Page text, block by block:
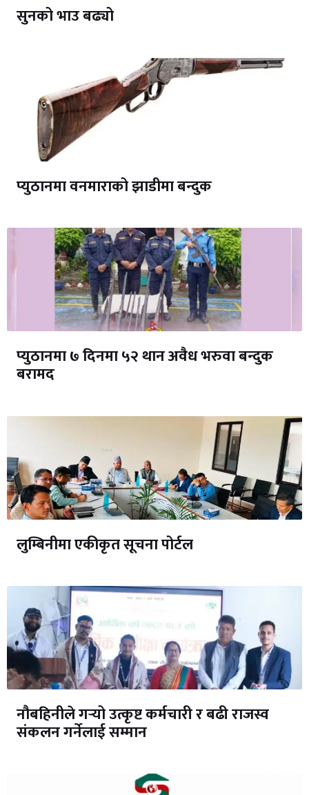
सुनको भाउ बढ्यो
प्युठानमा वनमाराको झाडीमा बन्दुक
प्युठानमा ७ दिनमा ५२ थान अवैध भरुवा बन्दुक
बरामद
लुम्बिनीमा एकीकृत सूचना पोर्टल
नौबहिनीले गर्‍यो उत्कृष्ट कर्मचारी र बढी राजस्व
संकलन गर्नेलाई सम्मान